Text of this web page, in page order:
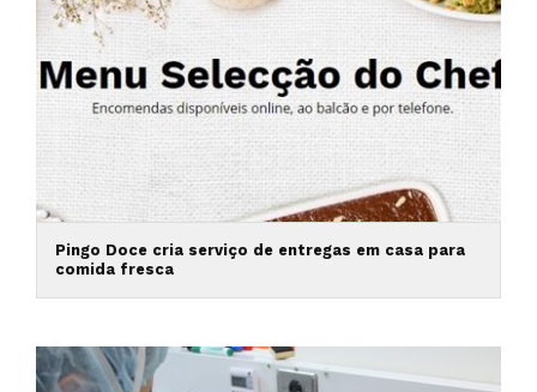
Pingo Doce cria serviço de entregas em casa para
comida fresca